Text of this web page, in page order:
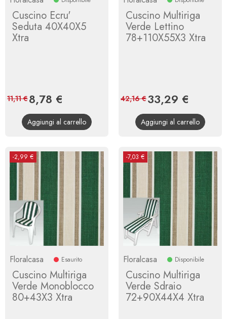
Cuscino Ecru'
Seduta 40X40X5
Xtra
Prezzo
8,78 €
base
11,11 €
Aggiungi al carrello
Cuscino Multiriga
Verde Lettino
78+110X55X3 Xtra
Prezzo
33,29 €
base
42,16 €
Aggiungi al carrello
-2,99 €
Floralcasa Esaurito
Cuscino Multiriga
Verde Monoblocco
80+43X3 Xtra
-7,03 €
Floralcasa Disponibile
Cuscino Multiriga
Verde Sdraio
72+90X44X4 Xtra